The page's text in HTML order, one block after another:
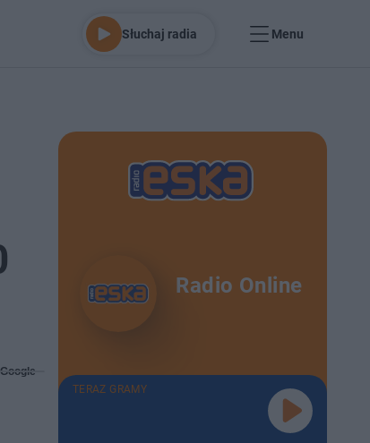
Słuchaj radia Menu
Radio Online
TERAZ GRAMY